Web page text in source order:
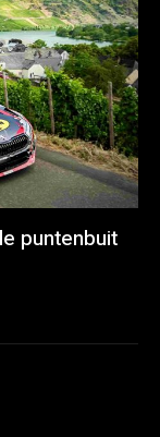
puntenbuit